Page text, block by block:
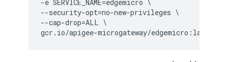
-e SERVICE_NAME=edgemicro \
--security-opt=no-new-privileges \
--cap-drop=ALL \
gcr.io/apigee-microgateway/edgemicro:latest